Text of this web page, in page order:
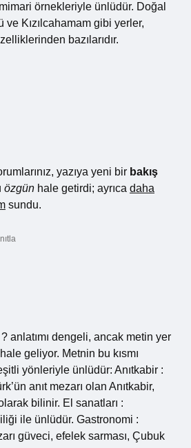
örnekleriyle ünlüdür. Doğal
Kızılcahamam gibi yerler,
bazılarıdır.
yazıya yeni bir bakış
özgün hale getirdi; ayrıca daha
sundu.
anlatımı dengeli, ancak metin yer
geliyor. Metnin bu kısmı
yönleriyle ünlüdür: Anıtkabir :
anıt mezarı olan Anıtkabir,
bilinir. El sanatları :
ile ünlüdür. Gastronomi :
güveci, efelek sarması, Çubuk